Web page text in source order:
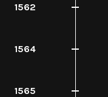
1562
1564
1565